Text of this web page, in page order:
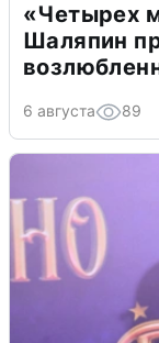
«Четырех
Шаляпин
6 августа 89